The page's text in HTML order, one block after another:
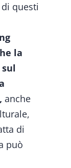
questi
la
anche
di
può